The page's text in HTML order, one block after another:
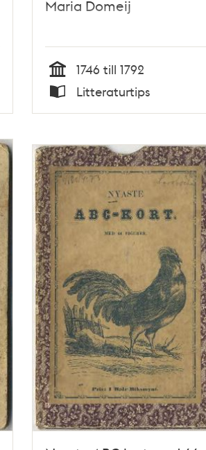
Maria Domeij
Tid
1746 till 1792
Typ
Litteraturtips